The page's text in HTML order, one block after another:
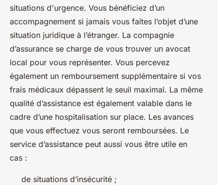
situations d'urgence. Vous bénéficiez d’un
accompagnement si jamais vous faites l’objet d’une
situation juridique à l’étranger. La compagnie
d’assurance se charge de vous trouver un avocat
local pour vous représenter. Vous percevez
également un remboursement supplémentaire si vos
frais médicaux dépassent le seuil maximal. La même
qualité d’assistance est également valable dans le
cadre d’une hospitalisation sur place. Les avances
que vous effectuez vous seront remboursées. Le
service d’assistance peut aussi vous être utile en
cas :
de situations d’insécurité ;